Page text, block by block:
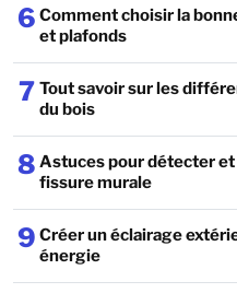
6 Comment choisir la
et plafonds
7 Tout savoir sur les
du bois
8 Astuces pour détecter
fissure murale
9 Créer un éclairage
énergie